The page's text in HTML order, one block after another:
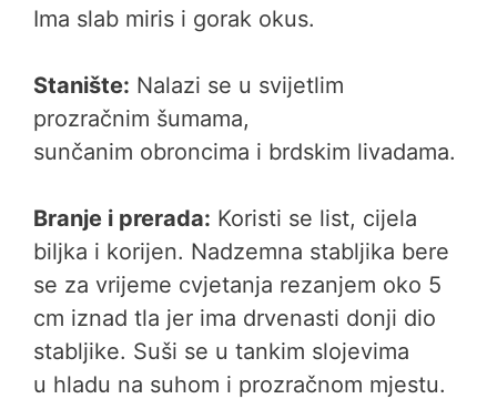
Ima slab miris i gorak okus.
Stanište: Nalazi se u svijetlim
prozračnim šumama,
sunčanim obroncima i brdskim livadama.
Branje i prerada: Koristi se list, cijela
biljka i korijen. Nadzemna stabljika bere
se za vrijeme cvjetanja rezanjem oko 5
cm iznad tla jer ima drvenasti donji dio
stabljike. Suši se u tankim slojevima
u hladu na suhom i prozračnom mjestu.